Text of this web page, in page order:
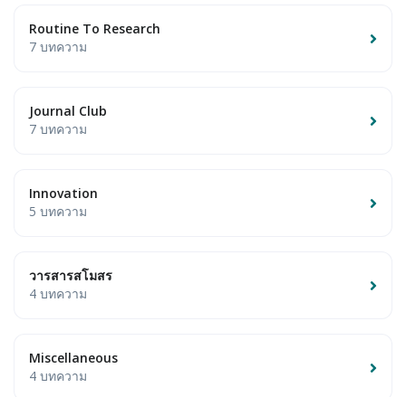
Routine To Research
7 บทความ
Journal Club
7 บทความ
Innovation
5 บทความ
วารสารสโมสร
4 บทความ
Miscellaneous
4 บทความ